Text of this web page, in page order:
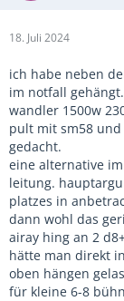
18. Juli 2024
ich habe neben
im notfall
wandler 1500w
pult mit sm58 und
gedacht.
eine alternative
leitung.
platzes in
dann wohl das
airay hing an 2
hätte man direkt
oben hängen
für kleine 6-8